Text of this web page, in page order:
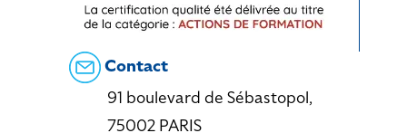
Contact
91 boulevard de Sébastopol,
75002 PARIS